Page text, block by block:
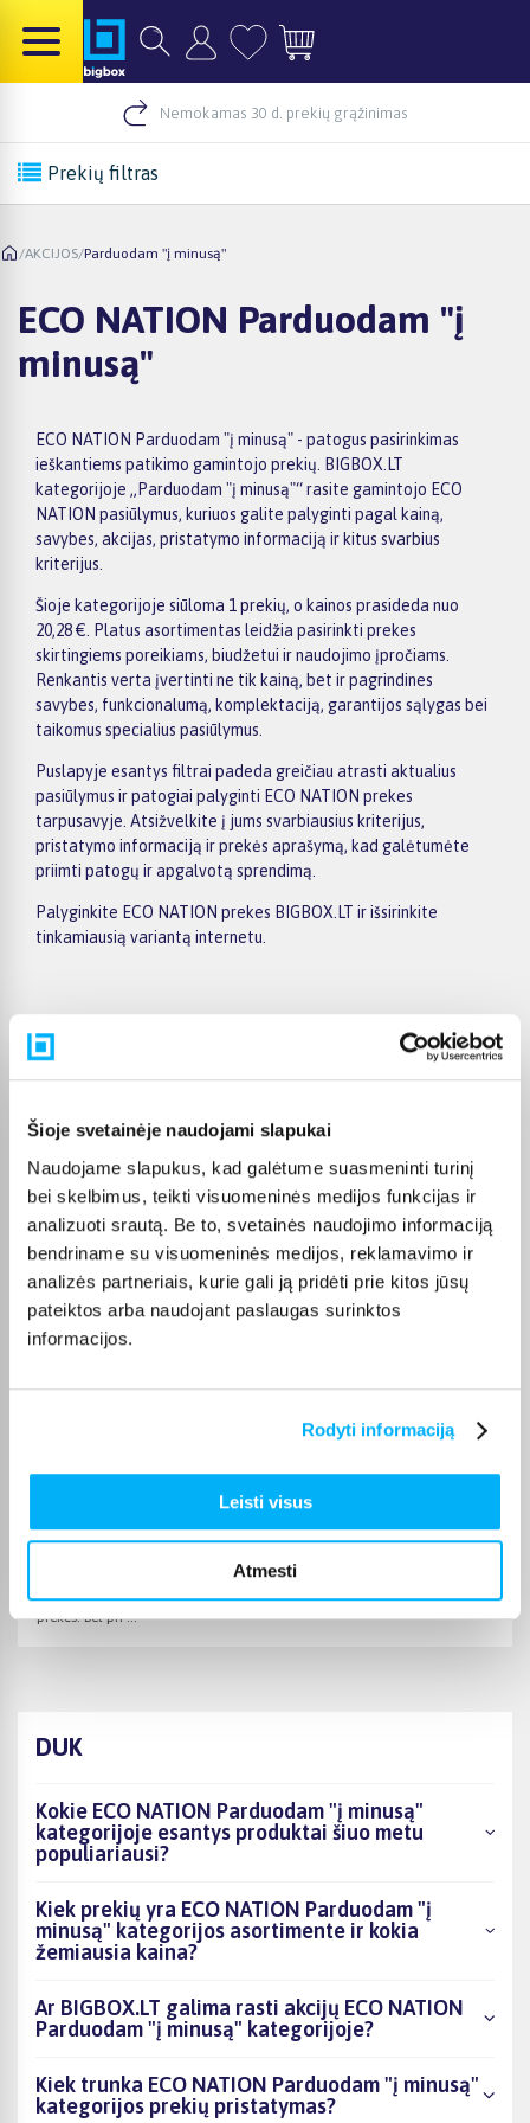
Šioje svetainėje naudojami slapukai
Naudojame slapukus, kad galėtume suasmeninti turinį
bei skelbimus, teikti visuomeninės medijos funkcijas ir
analizuoti srautą. Be to, svetainės naudojimo informaciją
bendriname su visuomeninės medijos, reklamavimo ir
analizės partneriais, kurie gali ją pridėti prie kitos jūsų
pateiktos arba naudojant paslaugas surinktos
informacijos.
Rodyti informaciją
Leisti visus
Atmesti
Nemokamas 30 d. prekių grąžinimas
Prekių filtras
/AKCIJOS/Parduodam "į minusą"
ECO NATION Parduodam "į
minusą"
ECO NATION Parduodam "į minusą" - patogus pasirinkimas
ieškantiems patikimo gamintojo prekių. BIGBOX.LT
kategorijoje „Parduodam "į minusą"“ rasite gamintojo ECO
NATION pasiūlymus, kuriuos galite palyginti pagal kainą,
savybes, akcijas, pristatymo informaciją ir kitus svarbius
kriterijus.
Šioje kategorijoje siūloma 1 prekių, o kainos prasideda nuo
20,28 €. Platus asortimentas leidžia pasirinkti prekes
skirtingiems poreikiams, biudžetui ir naudojimo įpročiams.
Renkantis verta įvertinti ne tik kainą, bet ir pagrindines
savybes, funkcionalumą, komplektaciją, garantijos sąlygas bei
taikomus specialius pasiūlymus.
Puslapyje esantys filtrai padeda greičiau atrasti aktualius
pasiūlymus ir patogiai palyginti ECO NATION prekes
tarpusavyje. Atsižvelkite į jums svarbiausius kriterijus,
pristatymo informaciją ir prekės aprašymą, kad galėtumėte
priimti patogų ir apgalvotą sprendimą.
Palyginkite ECO NATION prekes BIGBOX.LT ir išsirinkite
tinkamiausią variantą internetu.
Pirkėjų atsiliepimai apie prekes
Patvirtintas pirkėjas
Kokybiškas. Pristatymas greitas. Rekomenduoju+++
Vahur T.
Pigus pasiūlymas
Žydrūnas K.
Puiki komunikacija. Pristatymas vėlavo 1 darbo dieną, nes nebuvo
prekės. Bet pri ...
DUK
Kokie ECO NATION Parduodam "į minusą"
kategorijoje esantys produktai šiuo metu
populiariausi?
Kiek prekių yra ECO NATION Parduodam "į
minusą" kategorijos asortimente ir kokia
žemiausia kaina?
Ar BIGBOX.LT galima rasti akcijų ECO NATION
Parduodam "į minusą" kategorijoje?
Kiek trunka ECO NATION Parduodam "į minusą"
kategorijos prekių pristatymas?